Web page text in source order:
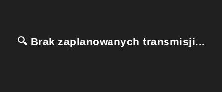
🔍 Brak zaplanowanych transmisji...